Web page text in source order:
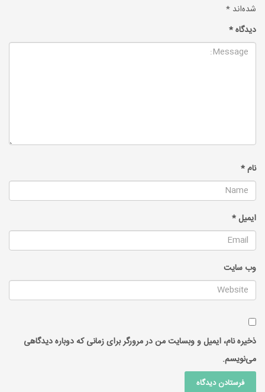
شده‌اند *
دیدگاه*
نام*
ایمیل*
وب‌ سایت
ذخیره نام، ایمیل و وبسایت من در مرورگر برای زمانی که دوباره دیدگاهی
می‌نویسم.